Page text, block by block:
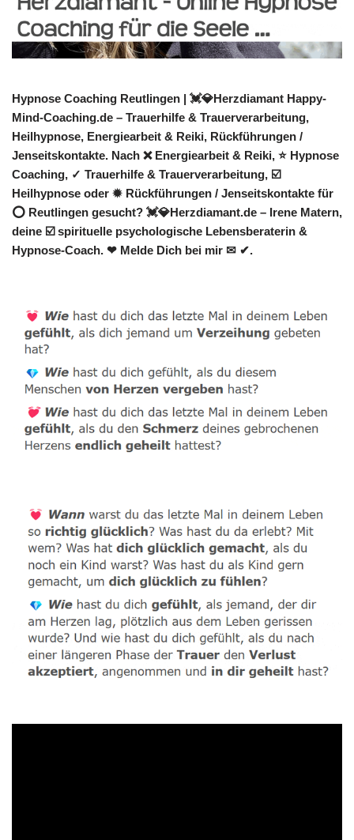
Hypnose Coaching Reutlingen | 💓️💎Herzdiamant Happy-
Mind-Coaching.de – Trauerhilfe & Trauerverarbeitung,
Heilhypnose, Energiearbeit & Reiki, Rückführungen /
Jenseitskontakte. Nach ❌ Energiearbeit & Reiki, ⭐ Hypnose
Coaching, ✓ Trauerhilfe & Trauerverarbeitung, ☑️
Heilhypnose oder ✹ Rückführungen / Jenseitskontakte für
⭕ Reutlingen gesucht? 💓️💎Herzdiamant.de – Irene Matern,
deine ☑️ spirituelle psychologische Lebensberaterin &
Hypnose-Coach. ❤ Melde Dich bei mir ✉ ✔.